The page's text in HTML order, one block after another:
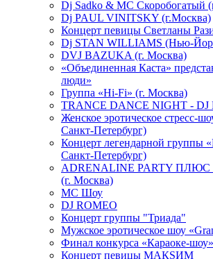
Dj Sadko & МС Скоробогатый
Dj PAUL VINITSKY (г.Москва)
Концерт певицы Светланы
Dj STAN WILLIAMS (Нью-
DVJ BAZUKA (г. Москва)
«Объединенная Каста»
люди»
Группа «Hi-Fi» (г. Москва)
TRANCE DANCE NIGHT - DJ
Женское эротическое стресс-
Санкт-Петербург)
Концерт легендарной группы
Санкт-Петербург)
ADRENALINE PARTY ПЛЮС
(г. Москва)
MC Шоу
DJ ROMEO
Концерт группы "Триада"
Мужское эротическое шоу
Финал конкурса «Караоке-шоу»
Концерт певицы МАКSИМ